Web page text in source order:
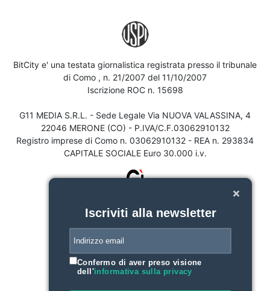
BitCity e' una testata giornalistica registrata presso il tribunale
di Como , n. 21/2007 del 11/10/2007
Iscrizione ROC n. 15698
G11 MEDIA S.R.L. - Sede Legale Via NUOVA VALASSINA, 4
22046 MERONE (CO) - P.IVA/C.F.03062910132
Registro imprese di Como n. 03062910132 - REA n. 293834
CAPITALE SOCIALE Euro 30.000 i.v.
Iscriviti alla newsletter
Confermo di aver preso visione
dell'informativa sulla privacy